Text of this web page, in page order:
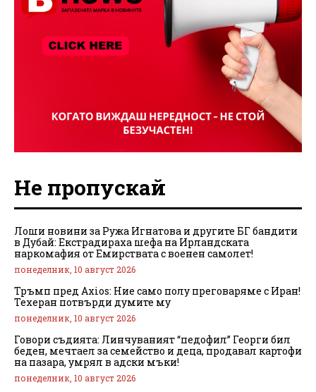
Не пропускай
Лоши новини за Ружа Игнатова и другите БГ бандити
в Дубай: Екстрадираха шефа на Ирландската
наркомафия от Емирствата с военен самолет!
понеделник, 10 август 2026
Тръмп пред Axios: Ние само полу преговаряме с Иран!
Техеран потвърди думите му
понеделник, 10 август 2026
Говори съдията: Линчуваният “педофил” Георги бил
беден, мечтаел за семейство и деца, продавал картофи
на пазара, умрял в адски мъки!
понеделник, 10 август 2026